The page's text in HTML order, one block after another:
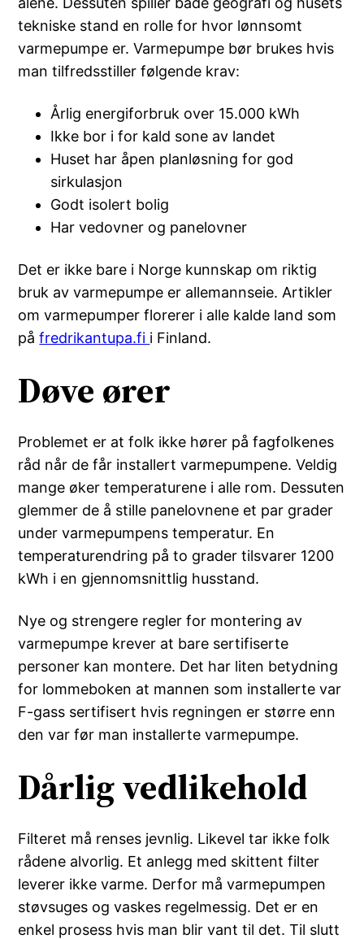
tekniske stand en rolle for hvor lønnsomt
varmepumpe er. Varmepumpe bør brukes hvis
man tilfredsstiller følgende krav:
Årlig energiforbruk over 15.000 kWh
Ikke bor i for kald sone av landet
Huset har åpen planløsning for god
sirkulasjon
Godt isolert bolig
Har vedovner og panelovner
Det er ikke bare i Norge kunnskap om riktig
bruk av varmepumpe er allemannseie. Artikler
om varmepumper florerer i alle kalde land som
påfredrikantupa.fi i Finland.
Døve ører
Problemet er at folk ikke hører på fagfolkenes
råd når de får installert varmepumpene. Veldig
mange øker temperaturene i alle rom. Dessuten
glemmer de å stille panelovnene et par grader
under varmepumpens temperatur. En
temperaturendring på to grader tilsvarer 1200
kWh i en gjennomsnittlig husstand.
Nye og strengere regler for montering av
varmepumpe krever at bare sertifiserte
personer kan montere. Det har liten betydning
for lommeboken at mannen som installerte var
F-gass sertifisert hvis regningen er større enn
den var før man installerte varmepumpe.
Dårlig vedlikehold
Filteret må renses jevnlig. Likevel tar ikke folk
rådene alvorlig. Et anlegg med skittent filter
leverer ikke varme. Derfor må varmepumpen
støvsuges og vaskes regelmessig. Det er en
enkel prosess hvis man blir vant til det. Til slutt